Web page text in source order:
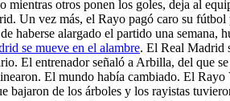
mientras otros ponen los goles, deja al
Un vez más, el Rayo pagó caro su
haberse alargado el partido una
se mueve en el alambre. El Real Madrid
El entrenador señaló a Arbilla, del que
El mundo había cambiado. El
bajaron de los árboles y los rayistas